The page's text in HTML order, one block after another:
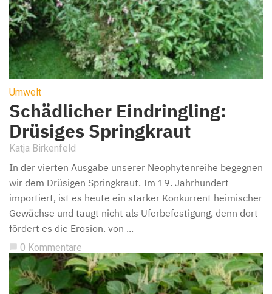
Umwelt
Schädlicher Eindringling:
Drüsiges Springkraut
Katja Birkenfeld
In der vierten Ausgabe unserer Neophytenreihe begegnen
wir dem Drüsigen Springkraut. Im 19. Jahrhundert
importiert, ist es heute ein starker Konkurrent heimischer
Gewächse und taugt nicht als Uferbefestigung, denn dort
fördert es die Erosion. von ...
chat_bubble 0 Kommentare